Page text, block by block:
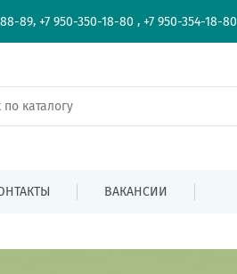
89,+7 950-350-18-80 ,+7 950-354-18-80
ВАКАНСИИ